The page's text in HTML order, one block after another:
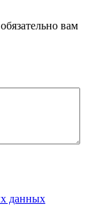
вам
данных